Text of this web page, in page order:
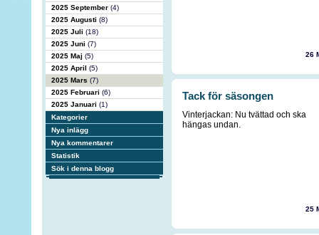
2025 September (4)
2025 Augusti (8)
2025 Juli (18)
2025 Juni (7)
2025 Maj (5)
2025 April (5)
2025 Mars (7)
2025 Februari (6)
2025 Januari (1)
Kategorier
Nya inlägg
Nya kommentarer
Statistik
Sök i denna blogg
26
Tack för säsongen
Vinterjackan: Nu tvättad och ska
hängas undan.
25